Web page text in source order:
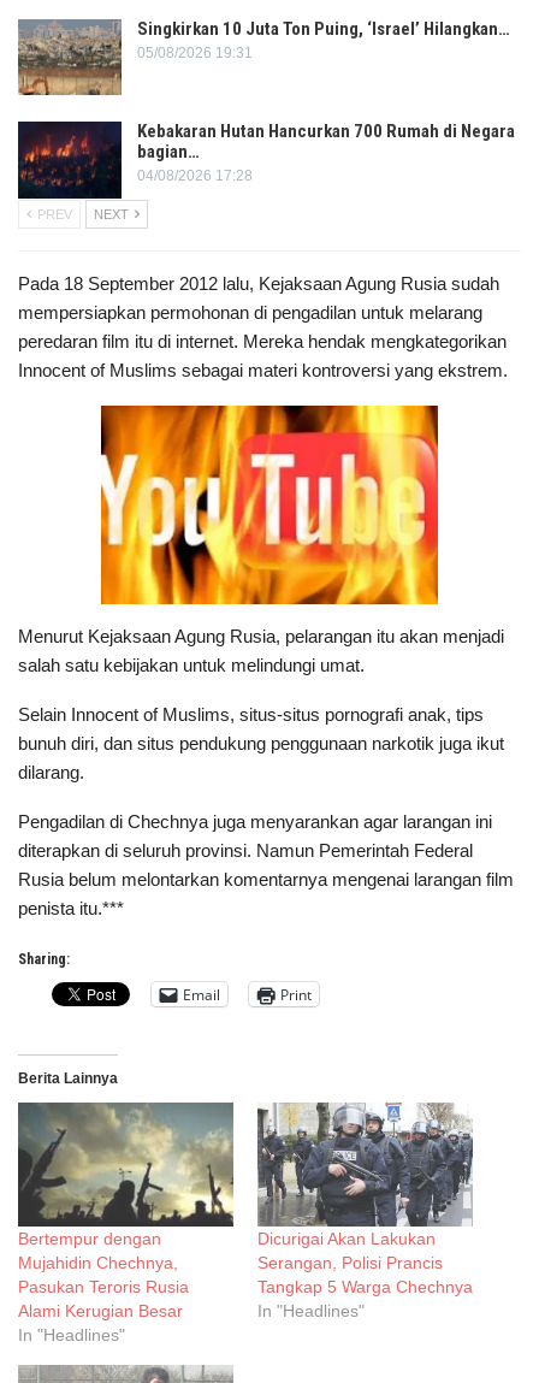
Singkirkan 10 Juta Ton Puing, ‘Israel’ Hilangkan…
05/08/2026 19:31
Kebakaran Hutan Hancurkan 700 Rumah di Negara
bagian…
04/08/2026 17:28
PREV NEXT
Pada 18 September 2012 lalu, Kejaksaan Agung Rusia sudah
mempersiapkan permohonan di pengadilan untuk melarang
peredaran film itu di internet. Mereka hendak mengkategorikan
Innocent of Muslims sebagai materi kontroversi yang ekstrem.
Menurut Kejaksaan Agung Rusia, pelarangan itu akan menjadi
salah satu kebijakan untuk melindungi umat.
Selain Innocent of Muslims, situs-situs pornografi anak, tips
bunuh diri, dan situs pendukung penggunaan narkotik juga ikut
dilarang.
Pengadilan di Chechnya juga menyarankan agar larangan ini
diterapkan di seluruh provinsi. Namun Pemerintah Federal
Rusia belum melontarkan komentarnya mengenai larangan film
penista itu.***
Sharing:
Email Print
Berita Lainnya
Bertempur dengan
Mujahidin Chechnya,
Pasukan Teroris Rusia
Alami Kerugian Besar
In "Headlines"
Dicurigai Akan Lakukan
Serangan, Polisi Prancis
Tangkap 5 Warga Chechnya
In "Headlines"